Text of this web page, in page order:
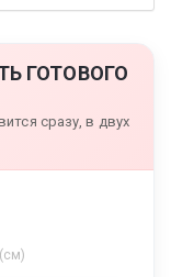
ГОТОВОГО
сразу, в двух
(см)